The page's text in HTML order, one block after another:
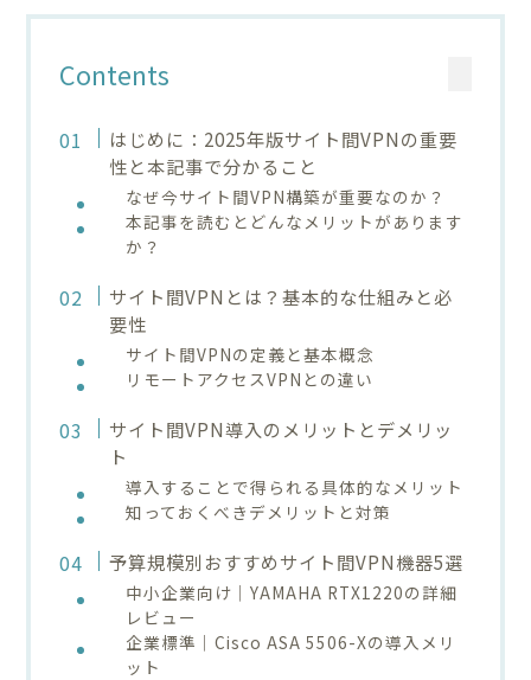
Contents
はじめに：2025年版サイト間VPNの重要
性と本記事で分かること
なぜ今サイト間VPN構築が重要なのか？
本記事を読むとどんなメリットがあります
か？
サイト間VPNとは？基本的な仕組みと必
要性
サイト間VPNの定義と基本概念
リモートアクセスVPNとの違い
サイト間VPN導入のメリットとデメリッ
ト
導入することで得られる具体的なメリット
知っておくべきデメリットと対策
予算規模別おすすめサイト間VPN機器5選
中小企業向け｜YAMAHA RTX1220の詳細
レビュー
企業標準｜Cisco ASA 5506-Xの導入メリ
ット